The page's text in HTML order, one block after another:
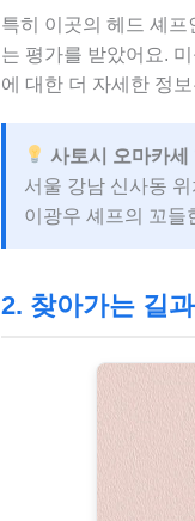
특히 이곳의 헤드 셰프
는 평가를 받았어요.
에 대한 더 자세한 정
사토시 오마카세
서울 강남 신사동
이광우 셰프의 꼬들
2. 찾아가는 길